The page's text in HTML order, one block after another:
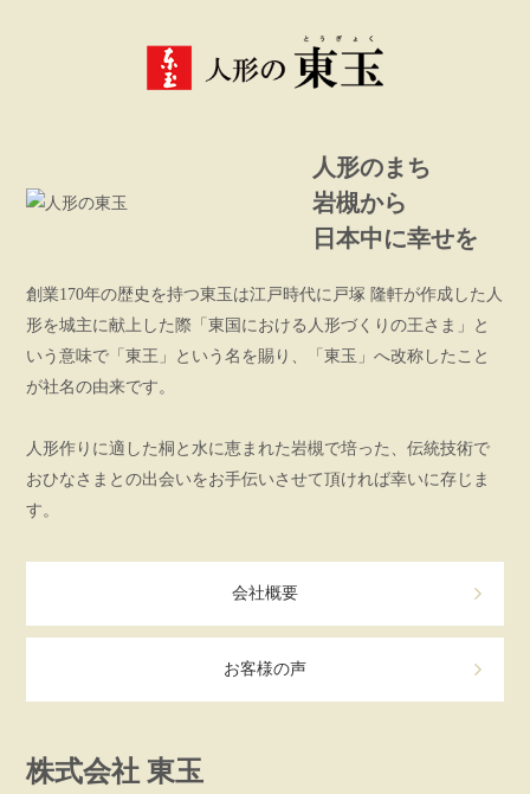
人形のまち
岩槻から
日本中に幸せを
創業170年の歴史を持つ東玉は江戸時代に戸塚 隆軒が作成した人
形を城主に献上した際「東国における人形づくりの王さま」と
いう意味で「東王」という名を賜り、「東玉」へ改称したこと
が社名の由来です。
人形作りに適した桐と水に恵まれた岩槻で培った、伝統技術で
おひなさまとの出会いをお手伝いさせて頂ければ幸いに存じま
す。
会社概要
お客様の声
株式会社 東玉